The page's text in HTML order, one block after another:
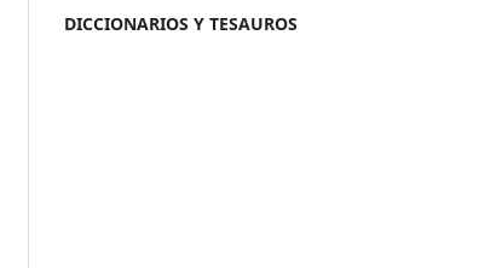
DICCIONARIOS Y TESAUROS